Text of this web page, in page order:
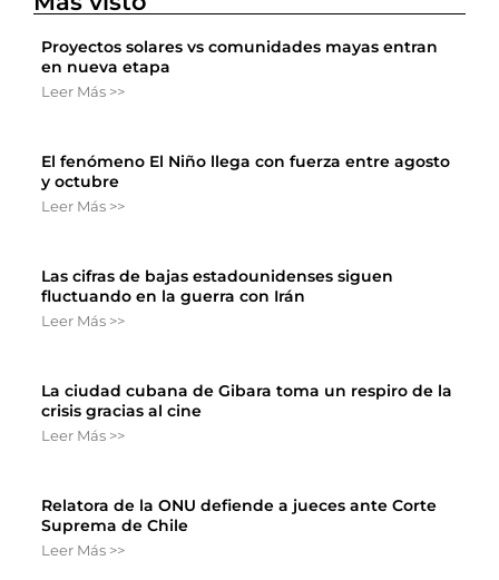
Proyectos solares vs comunidades mayas entran
en nueva etapa
Leer Más >>
El fenómeno El Niño llega con fuerza entre agosto
y octubre
Leer Más >>
Las cifras de bajas estadounidenses siguen
fluctuando en la guerra con Irán
Leer Más >>
La ciudad cubana de Gibara toma un respiro de la
crisis gracias al cine
Leer Más >>
Relatora de la ONU defiende a jueces ante Corte
Suprema de Chile
Leer Más >>